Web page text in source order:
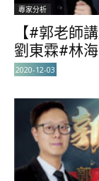
專家分析
【#郭老師
劉東霖#林
2020-12-03